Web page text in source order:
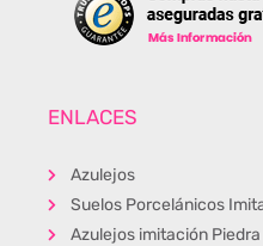
ENLACES
Azulejos
Suelos Porcelánicos
Azulejos imitación Piedra